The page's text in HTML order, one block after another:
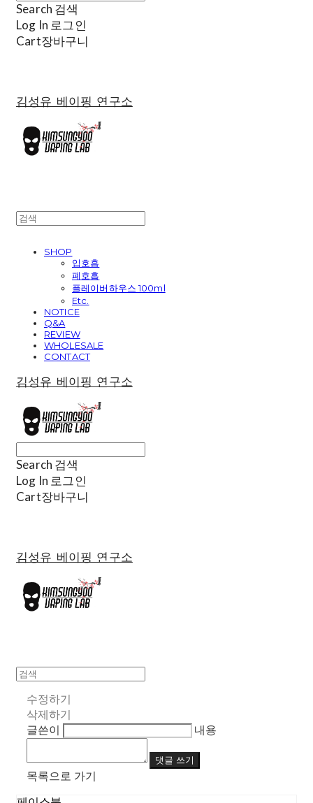
Search 검색
Log In 로그인
Cart장바구니
김성유 베이핑 연구소
SHOP
입호흡
폐호흡
플레이버하우스 100ml
Etc.
NOTICE
Q&A
REVIEW
WHOLESALE
CONTACT
김성유 베이핑 연구소
Search 검색
Log In 로그인
Cart장바구니
김성유 베이핑 연구소
수정하기
삭제하기
글쓴이
내용
댓글 쓰기
목록으로 가기